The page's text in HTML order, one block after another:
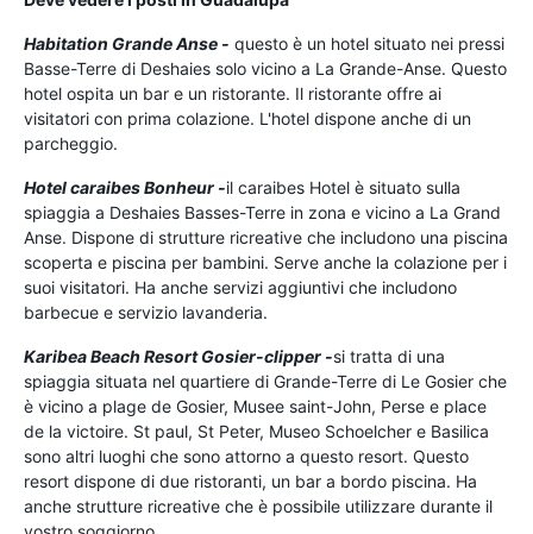
Habitation Grande Anse - questo è un hotel situato nei pressi
Basse-Terre di Deshaies solo vicino a La Grande-Anse. Questo
hotel ospita un bar e un ristorante. Il ristorante offre ai
visitatori con prima colazione. L'hotel dispone anche di un
parcheggio.
Hotel caraibes Bonheur -il caraibes Hotel è situato sulla
spiaggia a Deshaies Basses-Terre in zona e vicino a La Grand
Anse. Dispone di strutture ricreative che includono una piscina
scoperta e piscina per bambini. Serve anche la colazione per i
suoi visitatori. Ha anche servizi aggiuntivi che includono
barbecue e servizio lavanderia.
Karibea Beach Resort Gosier-clipper -si tratta di una
spiaggia situata nel quartiere di Grande-Terre di Le Gosier che
è vicino a plage de Gosier, Musee saint-John, Perse e place
de la victoire. St paul, St Peter, Museo Schoelcher e Basilica
sono altri luoghi che sono attorno a questo resort. Questo
resort dispone di due ristoranti, un bar a bordo piscina. Ha
anche strutture ricreative che è possibile utilizzare durante il